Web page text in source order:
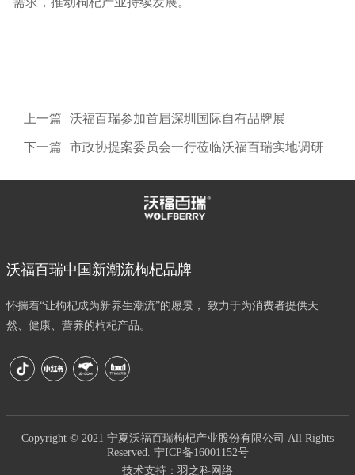
上一篇 沃福百瑞参加首届深圳国际自有品牌展
下一篇 市政协提案委员会一行莅临沃福百瑞实地调研
沃福百瑞中国新潮流枸杞品牌
怀揣着“让枸杞成为新养生潮流”的愿景， 致力于为消费者提供天
然、健康、营养的枸杞产品。
Copyright © 2021 宁夏沃福百瑞枸杞产业股份有限公司 All Rights
Reserved. 宁ICP备16001152号
技术支持： 羽之科网络